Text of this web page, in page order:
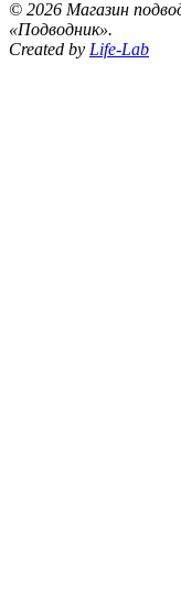
© 2026 Магазин
«Подводник».
Created by Life-Lab